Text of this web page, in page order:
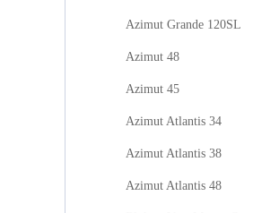
Azimut Grande 120SL
Azimut 48
Azimut 45
Azimut Atlantis 34
Azimut Atlantis 38
Azimut Atlantis 48